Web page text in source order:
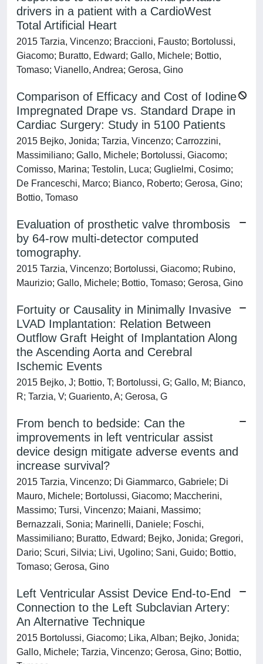
drivers in a patient with a CardioWest
Total Artificial Heart
2015 Tarzia, Vincenzo; Braccioni, Fausto; Bortolussi,
Giacomo; Buratto, Edward; Gallo, Michele; Bottio,
Tomaso; Vianello, Andrea; Gerosa, Gino
Comparison of Efficacy and Cost of Iodine
Impregnated Drape vs. Standard Drape in
Cardiac Surgery: Study in 5100 Patients
2015 Bejko, Jonida; Tarzia, Vincenzo; Carrozzini,
Massimiliano; Gallo, Michele; Bortolussi, Giacomo;
Comisso, Marina; Testolin, Luca; Guglielmi, Cosimo;
De Franceschi, Marco; Bianco, Roberto; Gerosa, Gino;
Bottio, Tomaso
Evaluation of prosthetic valve thrombosis
by 64-row multi-detector computed
tomography.
2015 Tarzia, Vincenzo; Bortolussi, Giacomo; Rubino,
Maurizio; Gallo, Michele; Bottio, Tomaso; Gerosa, Gino
Fortuity or Causality in Minimally Invasive
LVAD Implantation: Relation Between
Outflow Graft Height of Implantation Along
the Ascending Aorta and Cerebral
Ischemic Events
2015 Bejko, J; Bottio, T; Bortolussi, G; Gallo, M; Bianco,
R; Tarzia, V; Guariento, A; Gerosa, G
From bench to bedside: Can the
improvements in left ventricular assist
device design mitigate adverse events and
increase survival?
2015 Tarzia, Vincenzo; Di Giammarco, Gabriele; Di
Mauro, Michele; Bortolussi, Giacomo; Maccherini,
Massimo; Tursi, Vincenzo; Maiani, Massimo;
Bernazzali, Sonia; Marinelli, Daniele; Foschi,
Massimiliano; Buratto, Edward; Bejko, Jonida; Gregori,
Dario; Scuri, Silvia; Livi, Ugolino; Sani, Guido; Bottio,
Tomaso; Gerosa, Gino
Left Ventricular Assist Device End-to-End
Connection to the Left Subclavian Artery:
An Alternative Technique
2015 Bortolussi, Giacomo; Lika, Alban; Bejko, Jonida;
Gallo, Michele; Tarzia, Vincenzo; Gerosa, Gino; Bottio,